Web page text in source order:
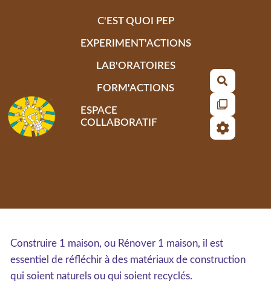
C'EST QUOI PEP
EXPERIMENT'ACTIONS
LAB'ORATOIRES
FORM'ACTIONS
ESPACE
COLLABORATIF
Construire 1 maison, ou Rénover 1 maison, il est
essentiel de réfléchir à des matériaux de construction
qui soient naturels ou qui soient recyclés.